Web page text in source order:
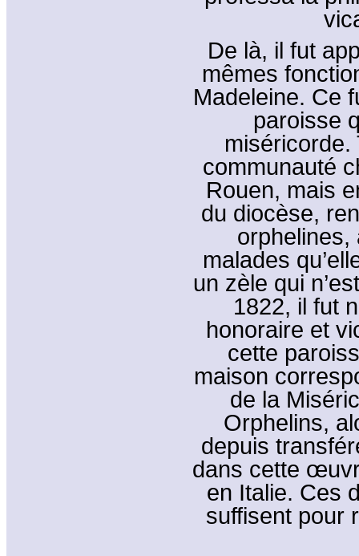
De là, il fut
mêmes
Madeleine. Ce
paroisse
miséricorde.
communauté
Rouen, mais
du diocèse,
orphelines,
malades
un zèle qui
1822, il fut
honoraire et
cette
maison
de la
Orphelins,
depuis
dans cette
en Italie. Ces
suffisent pour